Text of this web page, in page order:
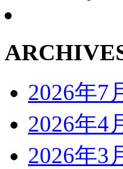
2026年7
2026年4
2026年3